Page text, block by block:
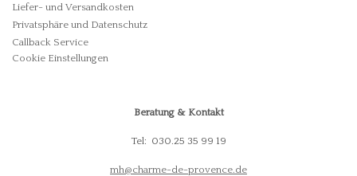
Liefer- und Versandkosten
Privatsphäre und Datenschutz
Callback Service
Cookie Einstellungen
Beratung & Kontakt
Tel: 030.25 35 99 19
mh@charme-de-provence.de